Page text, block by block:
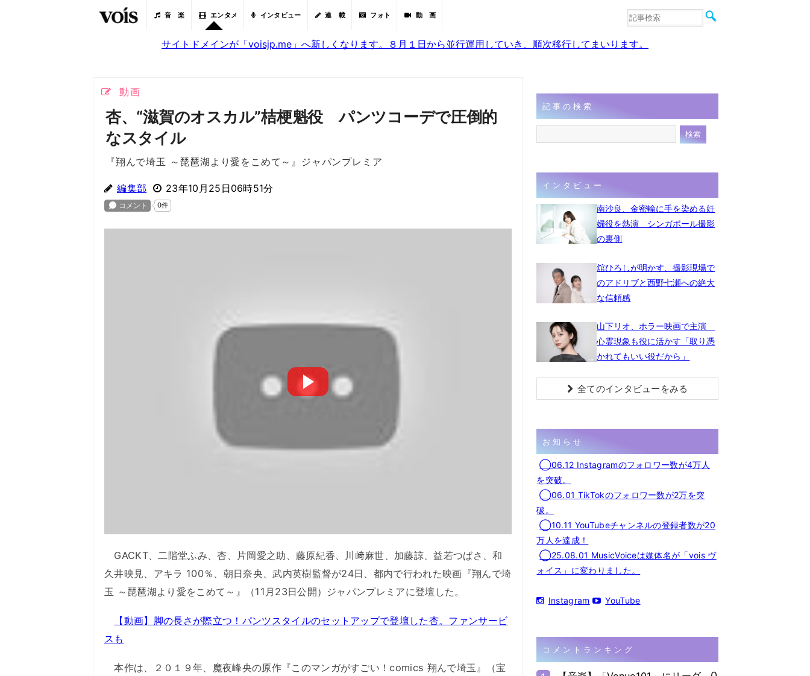
音 楽 エンタメ インタビュー 連 載 フォト 動 画
音楽
サイトドメインが「voisjp.me」へ新しくなります。８月１日から並行運用していき、順次移行してまいります。
動画
杏、“滋賀のオスカル”桔梗魁役 パンツコーデで圧倒的
なスタイル
『翔んで埼玉 ～琵琶湖より愛をこめて～』ジャパンプレミア
編集部 23年10月25日06時51分
GACKT、二階堂ふみ、杏、片岡愛之助、藤原紀香、川﨑麻世、加藤諒、益若つばさ、和
久井映見、アキラ 100％、朝日奈央、武内英樹監督が24日、都内で行われた映画『翔んで埼
玉 ～琵琶湖より愛をこめて～』（11月23日公開）ジャパンプレミアに登壇した。
【動画】脚の長さが際立つ！パンツスタイルのセットアップで登壇した杏。ファンサービ
スも
本作は、２０１９年、魔夜峰央の原作『このマンガがすごい！comics 翔んで埼玉』（宝
記事の検索
インタビュー
南沙良、金密輸に手を染める妊
婦役を熱演 シンガポール撮影
の裏側
舘ひろしが明かす、撮影現場で
のアドリブと西野七瀬への絶大
な信頼感
山下リオ、ホラー映画で主演
心霊現象も役に活かす「取り憑
かれてもいい役だから」
全てのインタビューをみる
お知らせ
◯06.12 Instagramのフォロワー数が4万人
を突破。
◯06.01 TikTokのフォロワー数が2万を突
破。
◯10.11 YouTubeチャンネルの登録者数が20
万人を達成！
◯25.08.01 MusicVoiceは媒体名が「vois ヴ
ォイス」に変わりました。
Instagram YouTube
コメントランキング